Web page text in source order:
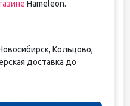
Hameleon.
Кольцово,
доставка до